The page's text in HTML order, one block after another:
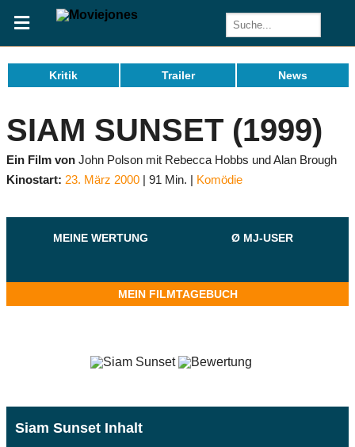
Kritik Trailer News
SIAM SUNSET (1999)
Ein Film von John Polson mit Rebecca Hobbs und Alan Brough
Kinostart: 23. März 2000 91 Min. Komödie
MEINE WERTUNG Ø MJ-USER
MEIN FILMTAGEBUCH
Siam Sunset Inhalt